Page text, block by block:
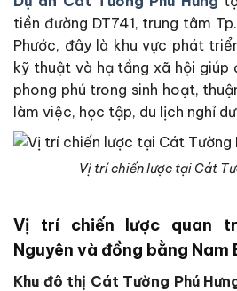
tiền đường DT741, trung tâm
Phước, đây là khu vực phát
kỹ thuật và hạ tầng xã hội giúp
phong phú trong sinh hoạt,
làm việc, học tập, du lịch nghỉ
Vị trí chiến lược tại Cát
Vị trí chiến lược quan
Nguyên và đồng bằng Nam
Khu đô thị Cát Tường Phú